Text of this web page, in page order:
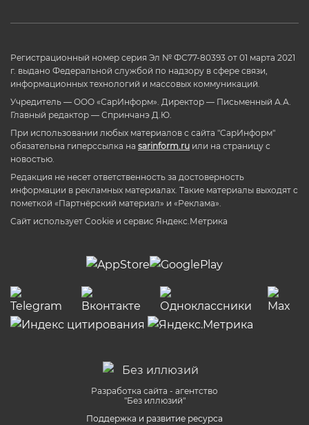
Регистрационный номер серия Эл № ФС77-80393 от 01 марта 2021
г. выдано Федеральной службой по надзору в сфере связи,
информационных технологий и массовых коммуникаций.
Учредитель — ООО «СарИнформ». Директор — Письменный А.А.
Главный редактор — Спринчанэ Д.Ю.
При использовании любых материалов с сайта "СарИнформ"
обязательна гиперссылка на sarinform.ru или на страницу с
новостью.
Редакция не несет ответственность за достоверность
информации в рекламных материалах. Такие материалы выходят с
пометкой «Партнёрский материал» и «Реклама».
Сайт использует Cookie и сервиc Яндекс.Метрика
Разработка сайта - агентство
"Без иллюзий"
Поддержка и развитие ресурса